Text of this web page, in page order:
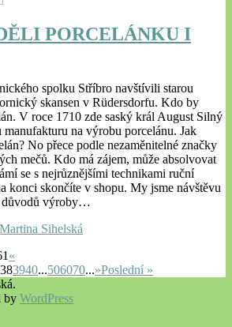
PORCELÁNKU I
spolku Stříbro navštívili starou
skansen v Rüdersdorfu. Kdo by
V roce 1710 zde saský král August Silný
na výrobu porcelánu. Jak
No přece podle nezaměnitelné značky
mečů. Kdo má zájem, může absolvovat
se s nejrůznějšími technikami ruční
konci skončíte v shopu. My jsme návštěvu
důvodů výroby…
Martina Sihelská
«
383940...506070...»Poslední »
by WordPress